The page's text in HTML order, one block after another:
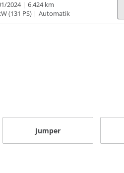
2024
6.424 km
(131 PS)
Automatik
Jumper